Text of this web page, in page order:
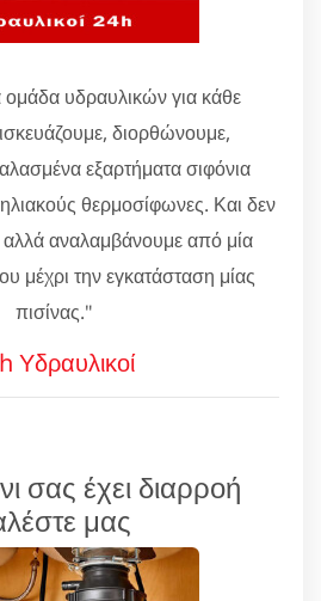
ομάδα υδραυλικών για κάθε
διορθώνουμε,
εξαρτήματα σιφόνια
θερμοσίφωνες. Και δεν
αναλαμβάνουμε από μία
μέχρι την εγκατάσταση μίας
πισίνας."
Υδραυλικοί
σας έχει διαρροή
μας